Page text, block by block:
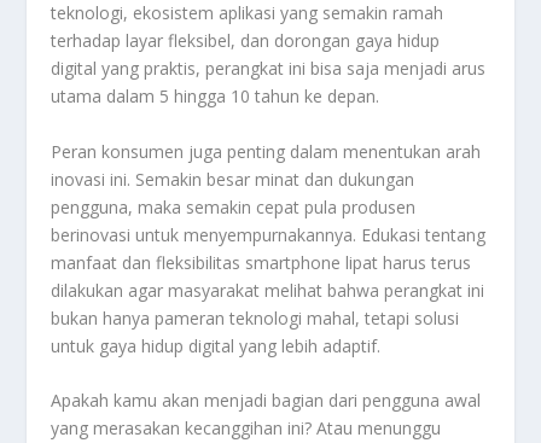
teknologi, ekosistem aplikasi yang semakin ramah
terhadap layar fleksibel, dan dorongan gaya hidup
digital yang praktis, perangkat ini bisa saja menjadi arus
utama dalam 5 hingga 10 tahun ke depan.
Peran konsumen juga penting dalam menentukan arah
inovasi ini. Semakin besar minat dan dukungan
pengguna, maka semakin cepat pula produsen
berinovasi untuk menyempurnakannya. Edukasi tentang
manfaat dan fleksibilitas smartphone lipat harus terus
dilakukan agar masyarakat melihat bahwa perangkat ini
bukan hanya pameran teknologi mahal, tetapi solusi
untuk gaya hidup digital yang lebih adaptif.
Apakah kamu akan menjadi bagian dari pengguna awal
yang merasakan kecanggihan ini? Atau menunggu